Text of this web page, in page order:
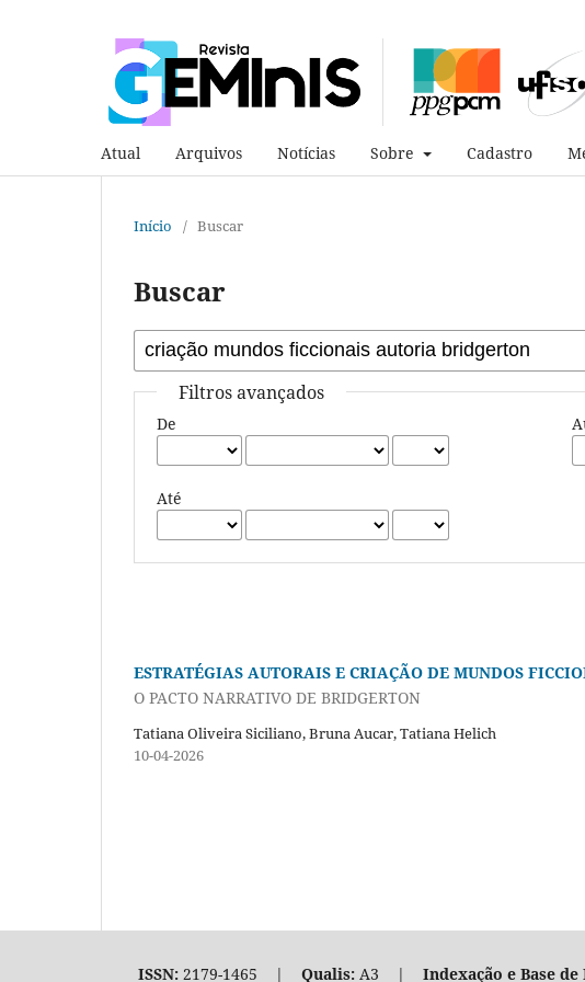
Atual Arquivos Notícias Sobre Cadastro
Início / Buscar
Buscar
Filtros avançados
De
Até
ESTRATÉGIAS AUTORAIS E CRIAÇÃO DE MUNDOS
O PACTO NARRATIVO DE BRIDGERTON
Tatiana Oliveira Siciliano, Bruna Aucar, Tatiana Helich
10-04-2026
ISSN: 2179-1465 | Qualis: A3 | Indexação e Base de